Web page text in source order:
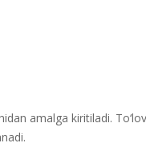
amalga kiritiladi.